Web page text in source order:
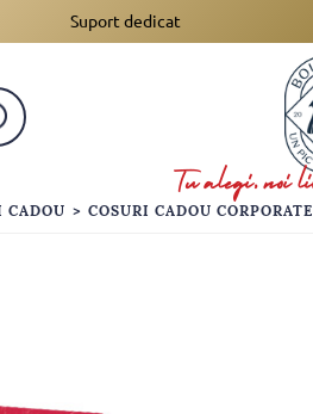
Suport dedicat
CADOU > COSURI CADOU CORPORATE